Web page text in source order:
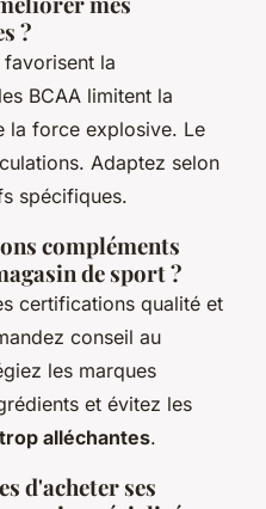
?
favorisent la
BCAA limitent la
la force explosive. Le
Adaptez selon
spécifiques.
compléments
de sport ?
certifications qualité et
conseil au
les marques
et évitez les
alléchantes.
d'acheter ses